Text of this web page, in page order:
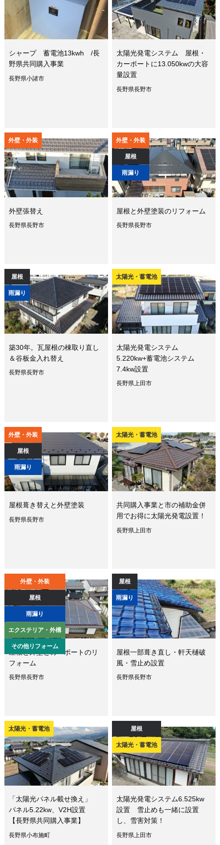
シャープ 蓄電池13kwh /長
野県共同購入事業
長野県小諸市
太陽光発電システム 屋根・
カーポートに13.050kwの大容
量設置
長野県長野市
外壁・外装
外壁張替え
長野県長野市
外壁・外装
屋根
雨漏り
屋根と外壁塗装のリフォーム
長野県長野市
屋根
雨漏り
築30年。瓦屋根の棟取り直し
＆谷板金入れ替え
長野県長野市
太陽光・蓄電池
太陽光発電システム
5.220kw+蓄電池システム
7.4kw設置
長野県上田市
外壁・外装
屋根
雨漏り
屋根葺き替えと外壁塗装
長野県長野市
太陽光・蓄電池
共同購入事業と市の補助金併
用でお得に太陽光発電設置！
長野県上田市
外壁・外装
屋根
雨漏り
エクステリア・外構
その他リフォーム
屋根と外壁とカーポートのリ
フォーム
長野県長野市
屋根
雨漏り
屋根一部葺き直し・軒天樋破
風・雪止め設置
長野県長野市
太陽光・蓄電池
「太陽光パネル載せ換え」
パネル5.22kw、V2H設置
【長野県共同購入事業】
長野県小布施町
屋根
太陽光・蓄電池
太陽光発電システム6.525kw
設置 雪止めも一緒に設置
し、雪害対策！
長野県上田市